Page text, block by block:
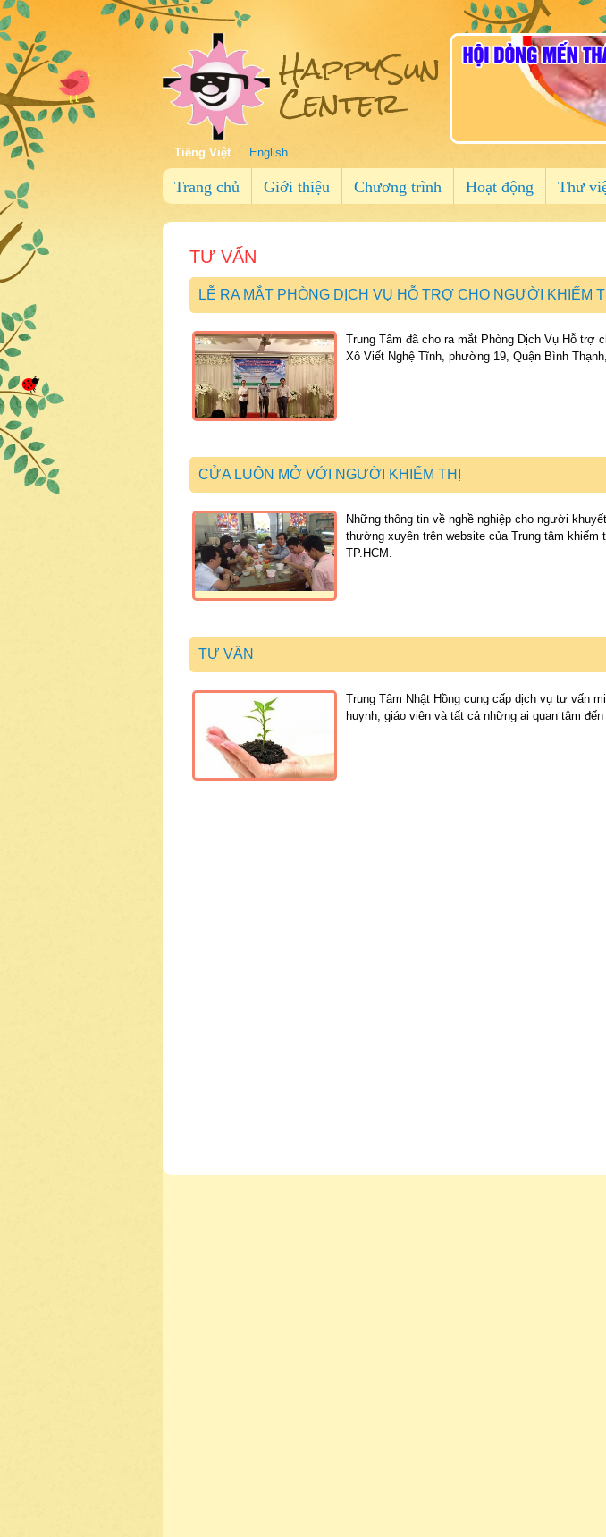
HappySun
Center
Tiếng Việt English
Trang chủ Giới thiệu Chương trình Hoạt động Thư
TƯ VẤN
LỄ RA MẮT PHÒNG DỊCH VỤ HỖ TRỢ CHO NGƯỜI KHIẾM
Trung Tâm đã cho ra mắt Phòng Dịch Vụ Hỗ trợ
Xô Viết Nghệ Tĩnh, phường 19, Quận Bình
CỬA LUÔN MỞ VỚI NGƯỜI KHIẾM THỊ
Những thông tin về nghề nghiệp cho người
thường xuyên trên website của Trung tâm khiếm
TP.HCM.
TƯ VẤN
Trung Tâm Nhật Hồng cung cấp dịch vụ tư vấn
huynh, giáo viên và tất cả những ai quan tâm